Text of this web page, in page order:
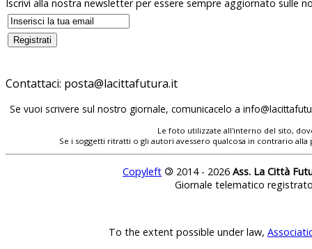
Iscrivi alla nostra newsletter per essere sempre aggiornato sulle
Contattaci:
Se vuoi scrivere sul nostro giornale, comunicacelo a
Le foto utilizzate all'interno del sito,
Se i soggetti ritratti o gli autori avessero qualcosa in contrario
Copyleft © 2014 - 2026 Ass. La Città
Giornale telematico
To the extent possible under law,